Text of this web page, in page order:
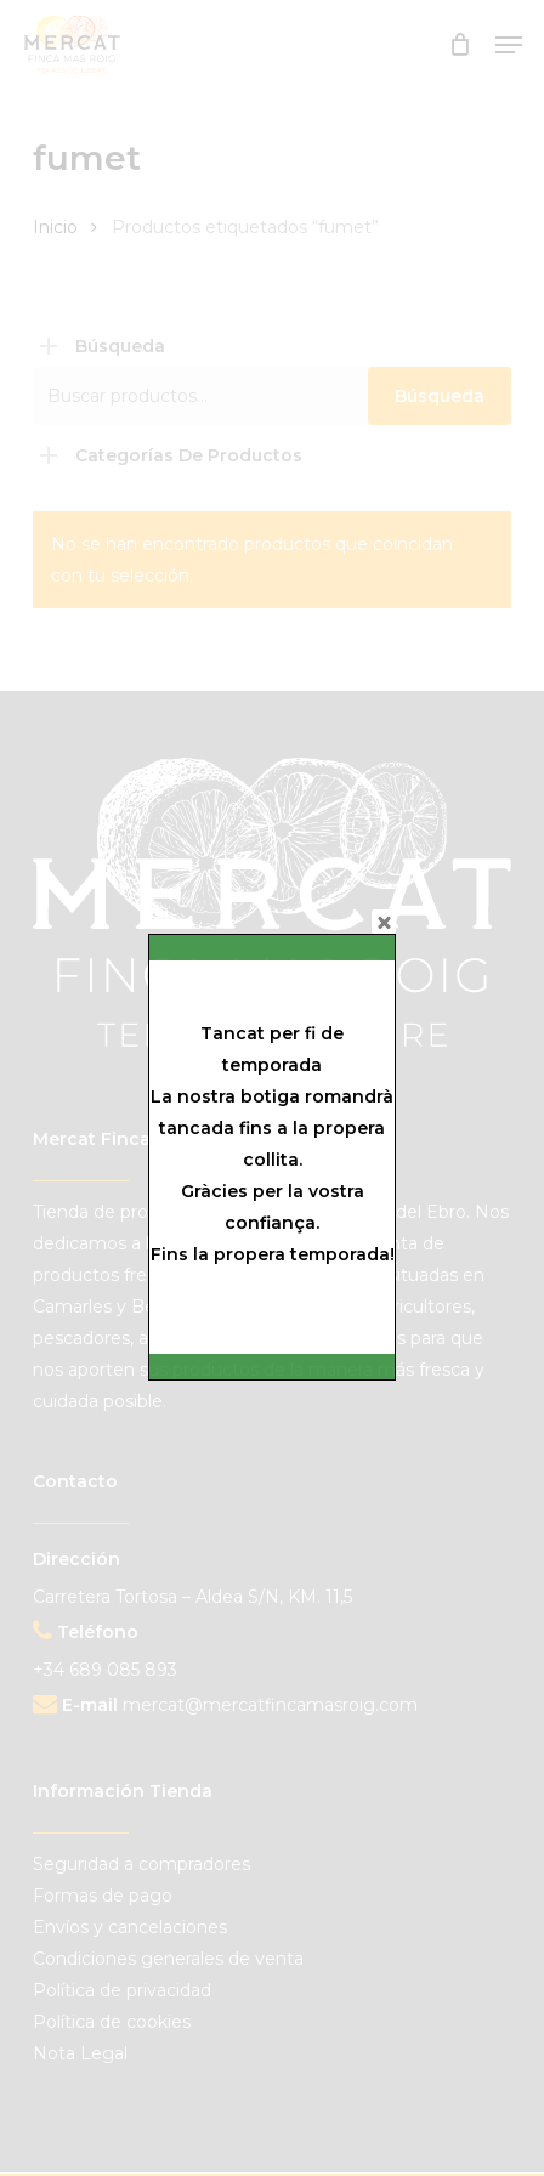
fumet
Inicio Productos etiquetados “fumet”
Búsqueda
Búsqueda
Categorías De Productos
No se han encontrado productos que coincidan
con tu selección.
Mercat Finca Mas Roig
Tienda de productos de KM0 de las Tierras del Ebro. Nos
dedicamos a la producción de cítricos y venta de
productos frescos de mercado con fincas situadas en
Camarles y Benifallet. Colaboramos con agricultores,
pescadores, artesanos y productores locales para que
nos aporten sus productos de la manera más fresca y
cuidada posible.
Contacto
Dirección
Carretera Tortosa – Aldea S/N, KM. 11,5
Teléfono
+34 689 085 893
E-mail mercat@mercatfincamasroig.com
Información Tienda
Seguridad a compradores
Formas de pago
Envíos y cancelaciones
Condiciones generales de venta
Política de privacidad
Política de cookies
Nota Legal
Tancat per fi de
temporada
La nostra botiga romandrà
tancada fins a la propera
collita.
Gràcies per la vostra
confiança.
Fins la propera temporada!